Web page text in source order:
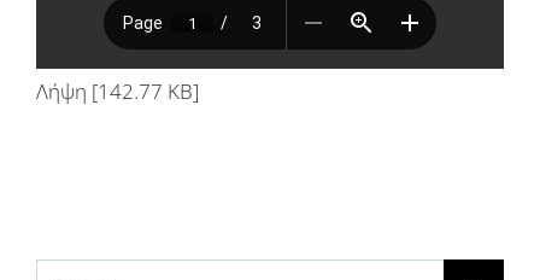
Λήψη [142.77 KB]